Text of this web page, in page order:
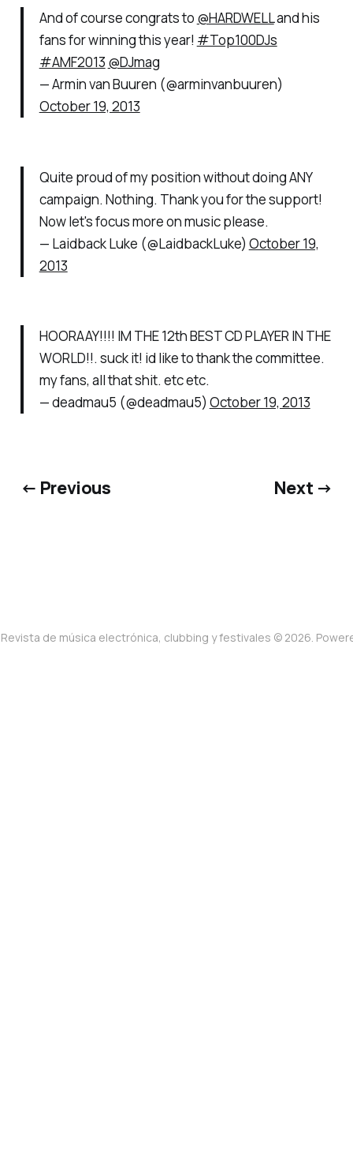
And of course congrats to @HARDWELLand his
fans for winning this year! #Top100DJs
#AMF2013 @DJmag
— Armin van Buuren (@arminvanbuuren)
October 19, 2013
Quite proud of my position without doing ANY
campaign. Nothing. Thank you for the support!
Now let's focus more on music please.
— Laidback Luke (@LaidbackLuke) October 19,
2013
HOORAAY!!!! IM THE 12th BEST CD PLAYER IN THE
WORLD!!. suck it! id like to thank the committee.
my fans, all that shit. etc etc.
— deadmau5 (@deadmau5) October 19, 2013
← Previous Next →
de música electrónica, clubbing y festivales © 2026.